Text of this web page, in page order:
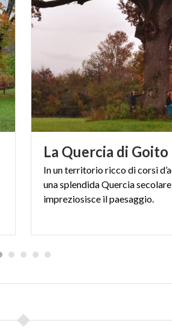
La Quercia di Goito
In un territorio ricco di corsi
una splendida Quercia secolare
impreziosisce il paesaggio.